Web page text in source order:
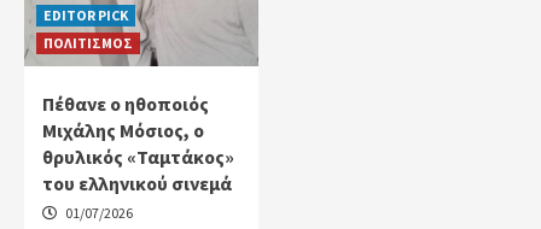
EDITOR PICK
ΠΟΛΙΤΙΣΜΟΣ
Πέθανε ο ηθοποιός
Μιχάλης Μόσιος, ο
θρυλικός «Ταμτάκος»
του ελληνικού σινεμά
01/07/2026